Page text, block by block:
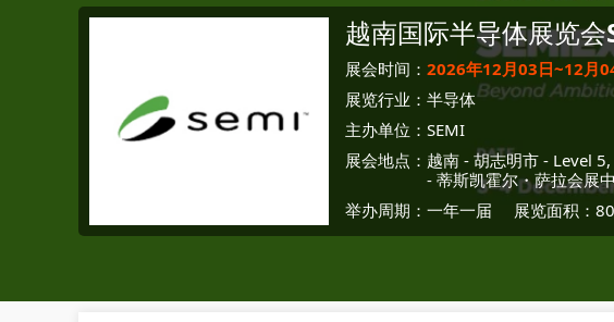
越南国际半导体展览会
展会时间： 2026年12月03日~12月
展览行业： 半导体
主办单位： SEMI
展会地点： 越南 - 胡志明市 - Level
- 蒂斯凯霍尔・萨拉会展
举办周期：一年一届
展览面积：